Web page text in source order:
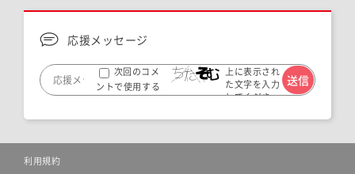
応援メッセージ
次回のコメ
ントで使用する
ためブラウザー
上に表示され
た文字を入力
してくださ
利用規約